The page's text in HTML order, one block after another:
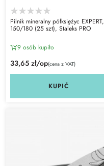
Pilnik mineralny półksiężyc EXPERT,
150/180 (25 szt), Staleks PRO
9 osób kupiło
33,65 zł/op(cena z VAT)
KUPIĆ